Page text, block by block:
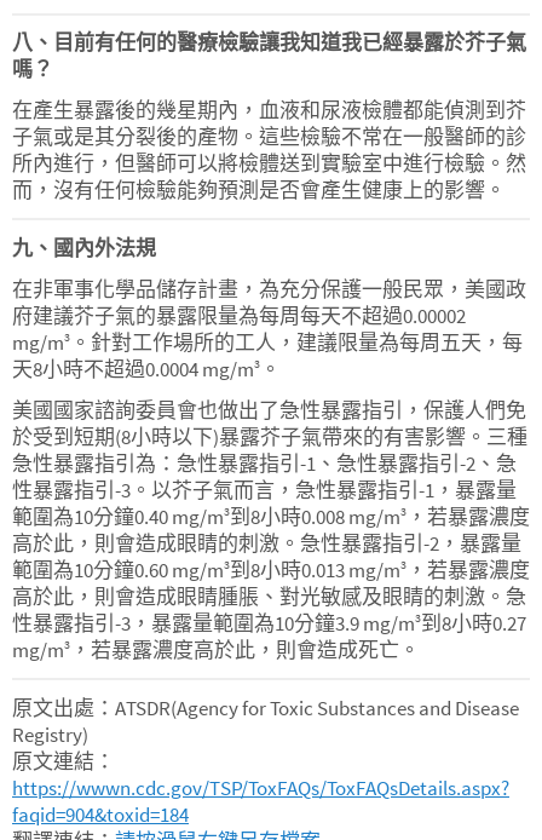
八、目前有任何的醫療檢驗讓我知道我已經暴露於芥子氣
嗎？
在產生暴露後的幾星期內，血液和尿液檢體都能偵測到芥
子氣或是其分裂後的產物。這些檢驗不常在一般醫師的診
所內進行，但醫師可以將檢體送到實驗室中進行檢驗。然
而，沒有任何檢驗能夠預測是否會產生健康上的影響。
九、國內外法規
在非軍事化學品儲存計畫，為充分保護一般民眾，美國政
府建議芥子氣的暴露限量為每周每天不超過0.00002
mg/m3 。針對工作場所的工人，建議限量為每周五天，每
天8小時不超過0.0004 mg/m3 。
美國國家諮詢委員會也做出了急性暴露指引，保護人們免
於受到短期(8小時以下)暴露芥子氣帶來的有害影響。三種
急性暴露指引為：急性暴露指引-1、急性暴露指引-2、急
性暴露指引-3。以芥子氣而言，急性暴露指引-1，暴露量
範圍為10分鐘0.40 mg/m3到8小時0.008 mg/m3 ，若暴露濃度
高於此，則會造成眼睛的刺激。急性暴露指引-2，暴露量
範圍為10分鐘0.60 mg/m3到8小時0.013 mg/m3 ，若暴露濃度
高於此，則會造成眼睛腫脹、對光敏感及眼睛的刺激。急
性暴露指引-3，暴露量範圍為10分鐘3.9 mg/m3到8小時0.27
mg/m3 ，若暴露濃度高於此，則會造成死亡。
原文出處：ATSDR(Agency for Toxic Substances and Disease
Registry)
原文連結：
https://wwwn.cdc.gov/TSP/ToxFAQs/ToxFAQsDetails.aspx?
faqid=904&toxid=184